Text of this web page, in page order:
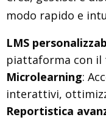
modo rapido e
LMS
piattaforma con il
Microlearning:
interattivi,
Reportistica